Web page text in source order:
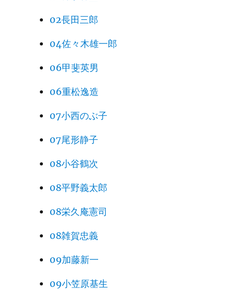
02長田三郎
04佐々木雄一郎
06甲斐英男
06重松逸造
07小西のぶ子
07尾形静子
08小谷鶴次
08平野義太郎
08栄久庵憲司
08雑賀忠義
09加藤新一
09小笠原基生